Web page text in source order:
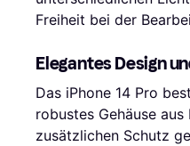
Freiheit bei der
Elegantes Design
Das iPhone 14 Pro
robustes Gehäuse
zusätzlichen Schutz